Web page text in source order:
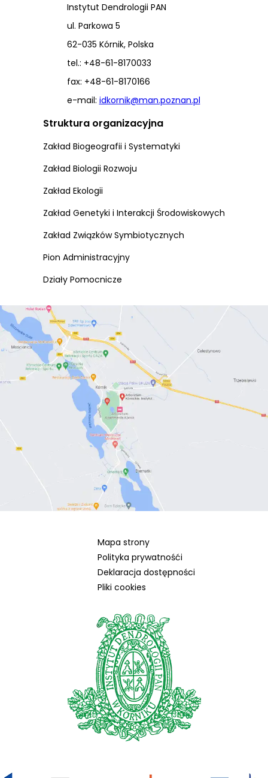
Instytut Dendrologii PAN
ul. Parkowa 5
62-035 Kórnik, Polska
tel.: +48-61-8170033
fax: +48-61-8170166
e-mail: idkornik@man.poznan.pl
Struktura organizacyjna
Zakład Biogeografii i Systematyki
Zakład Biologii Rozwoju
Zakład Ekologii
Zakład Genetyki i Interakcji Środowiskowych
Zakład Związków Symbiotycznych
Pion Administracyjny
Działy Pomocnicze
Mapa strony
Polityka prywatnośći
Deklaracja dostępności
Pliki cookies